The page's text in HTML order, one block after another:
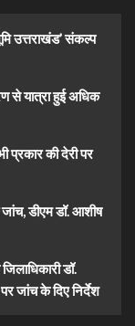
उत्तराखंड’ संकल्प
से यात्रा हुई अधिक
प्रकार की देरी पर
डीएम डॉ. आशीष
डॉ.
जांच के दिए निर्देश